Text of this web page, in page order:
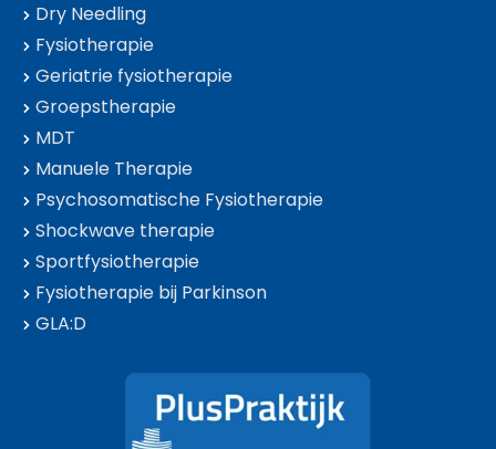
Dry Needling
Fysiotherapie
Geriatrie fysiotherapie
Groepstherapie
MDT
Manuele Therapie
Psychosomatische Fysiotherapie
Shockwave therapie
Sportfysiotherapie
Fysiotherapie bij Parkinson
GLA:D